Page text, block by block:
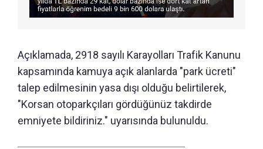
Açıklamada, 2918 sayılı Karayolları Trafik Kanunu
kapsamında kamuya açık alanlarda "park ücreti"
talep edilmesinin yasa dışı olduğu belirtilerek,
"Korsan otoparkçıları gördüğünüz takdirde
emniyete bildiriniz." uyarısında bulunuldu.